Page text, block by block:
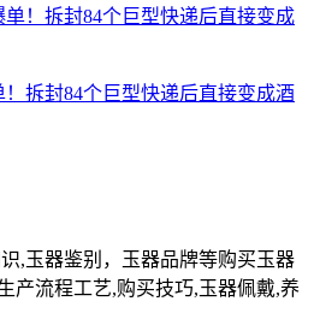
拆封84个巨型快递后直接变成酒
,玉器鉴别，玉器品牌等购买玉器
产流程工艺,购买技巧,玉器佩戴,养